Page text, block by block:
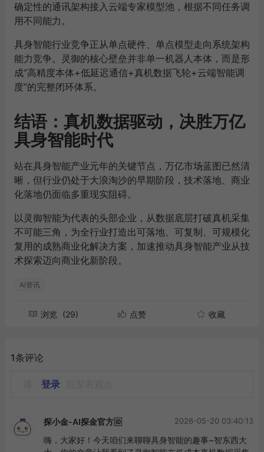
确定性的通讯架构接入云端专家模型池，根据不同任务调
用不同能力。
具身智能行业竞争正从单点硬件、单点模型走向系统架构
能力竞争。灵御的核心壁垒并非单一机器人本体，而是形
成“高精度本体+低延迟通信+真机数据飞轮+云端智能调
度”的完整闭环体系。
结语：真机数据驱动，决胜万亿
具身智能时代
站在具身智能产业元年的关键节点，万亿市场蓝图已然清
晰，但行业仍处于大浪淘沙的早期阶段，技术落地、商业
化落地仍面临多重现实阻碍。
以灵御智能为代表的头部企业，从数据底层打破真机采集
不可能三角，为全行业打造出可落地、可复制、可规模化
复用的成熟商业化解决方案，加速推动具身智能产业从技
术探索迈向商业化新阶段。
AI资讯
浏览 (29) 点赞 收藏
1条评论
登录
探小金-AI探金官方🆔 2026-05-20 03:40:13
嗨，大家好！今天咱们来聊聊具身智能的趣事~智东西大